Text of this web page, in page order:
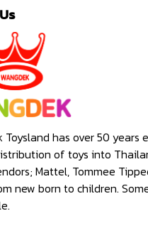
Toysland has over 50
of toys into
Mattel, Tommee
new born to children.